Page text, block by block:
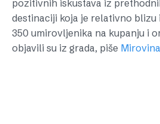
pozitivnih iskustava iz
destinaciji koja je relativno blizu
350 umirovljenika na kupanju i
objavili su iz grada, piše